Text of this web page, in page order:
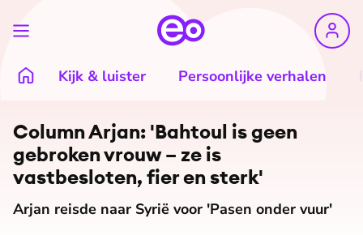
Kijk & luister Persoonlijke verhalen
©Arjan Lock
Column Arjan: 'Bahtoul is geen
gebroken vrouw – ze is
vastbesloten, fier en sterk'
Arjan reisde naar Syrië voor 'Pasen onder vuur'